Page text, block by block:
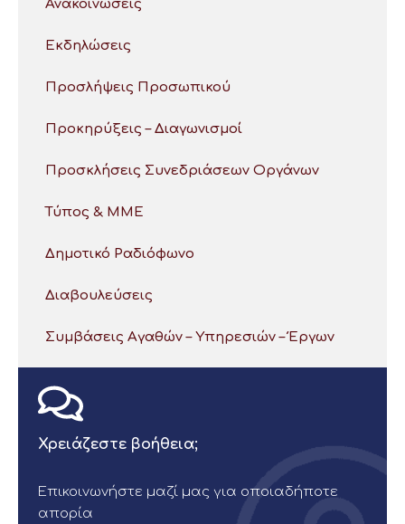
Ανακοινώσεις
Εκδηλώσεις
Προσλήψεις Προσωπικού
Προκηρύξεις – Διαγωνισμοί
Προσκλήσεις Συνεδριάσεων Οργάνων
Τύπος & ΜΜΕ
Δημοτικό Ραδιόφωνο
Διαβουλεύσεις
Συμβάσεις Αγαθών – Υπηρεσιών – Έργων
Χρειάζεστε βοήθεια;
Επικοινωνήστε μαζί μας για οποιαδήποτε
απορία